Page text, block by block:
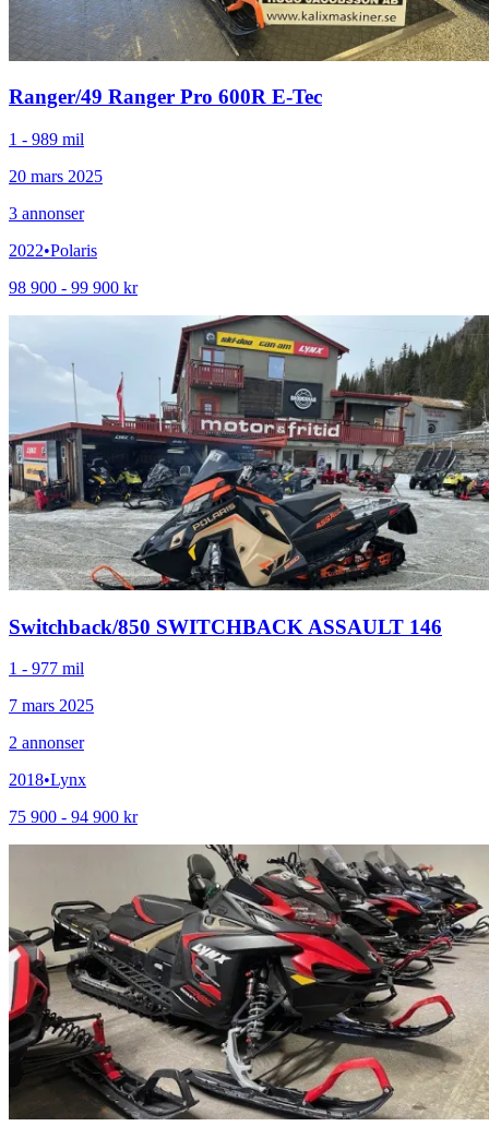
Ranger/49 Ranger Pro 600R E-Tec
1 - 989 mil
20 mars 2025
3 annonser
2022•Polaris
98 900 - 99 900 kr
Switchback/850 SWITCHBACK ASSAULT 146
1 - 977 mil
7 mars 2025
2 annonser
2018•Lynx
75 900 - 94 900 kr